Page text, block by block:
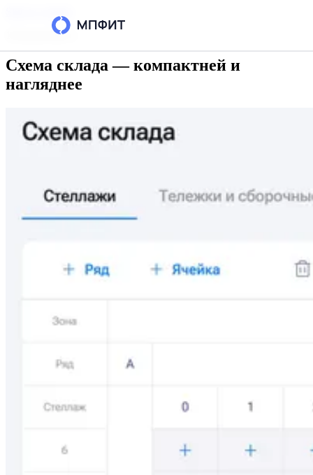
Возможности
Тарифы
Кейсы
16 июля 2025 г.
Схема склада — компактней и
нагляднее